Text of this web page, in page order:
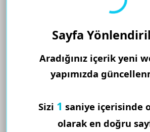
Yükleniyor...
Sayfa
Aradığınız içerik yeni
yapımızda
Sizi 1 saniye içerisinde
olarak en doğru